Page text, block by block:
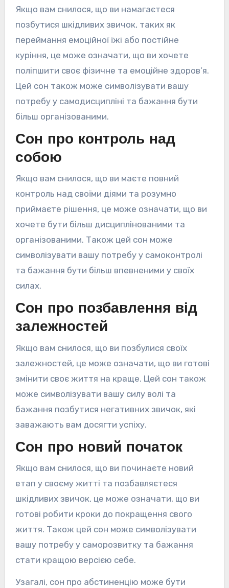
Якщо вам снилося, що ви намагаєтеся
позбутися шкідливих звичок, таких як
переймання емоційної їжі або постійне
куріння, це може означати, що ви хочете
поліпшити своє фізичне та емоційне здоров’я.
Цей сон також може символізувати вашу
потребу у самодисципліні та бажання бути
більш організованими.
Сон про контроль над
собою
Якщо вам снилося, що ви маєте повний
контроль над своїми діями та розумно
приймаєте рішення, це може означати, що ви
хочете бути більш дисциплінованими та
організованими. Також цей сон може
символізувати вашу потребу у самоконтролі
та бажання бути більш впевненими у своїх
силах.
Сон про позбавлення від
залежностей
Якщо вам снилося, що ви позбулися своїх
залежностей, це може означати, що ви готові
змінити своє життя на краще. Цей сон також
може символізувати вашу силу волі та
бажання позбутися негативних звичок, які
заважають вам досягти успіху.
Сон про новий початок
Якщо вам снилося, що ви починаєте новий
етап у своєму житті та позбавляєтеся
шкідливих звичок, це може означати, що ви
готові робити кроки до покращення свого
життя. Також цей сон може символізувати
вашу потребу у саморозвитку та бажання
стати кращою версією себе.
Узагалі, сон про абстиненцію може бути